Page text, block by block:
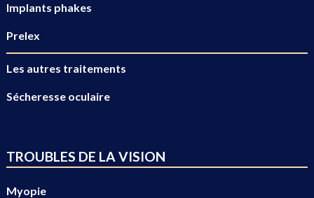
Implants phakes
Prelex
Les autres traitements
Sécheresse oculaire
TROUBLES DE LA VISION
Myopie